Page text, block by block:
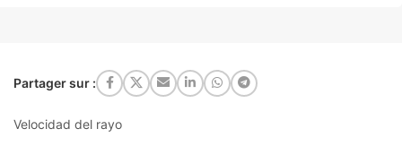
Partager sur :
Velocidad del rayo